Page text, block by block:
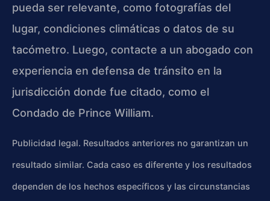
pueda ser relevante, como fotografías del
lugar, condiciones climáticas o datos de su
tacómetro. Luego, contacte a un abogado con
experiencia en defensa de tránsito en la
jurisdicción donde fue citado, como el
Condado de Prince William.
Publicidad legal. Resultados anteriores no garantizan un
resultado similar. Cada caso es diferente y los resultados
dependen de los hechos específicos y las circunstancias